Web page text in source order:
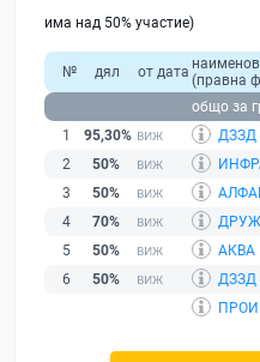
има над 50% участие)
№ дял от дата (правна
общо за
1
95,30% ДЗЗД
2
50%
3
50%
4
70%
5
50% АКВА
6
50% ДЗЗД